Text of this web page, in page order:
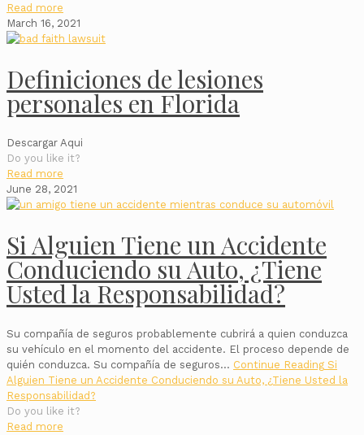
Read more
March 16, 2021
Definiciones de lesiones
personales en Florida
Descargar Aqui
Do you like it?
Read more
June 28, 2021
Si Alguien Tiene un Accidente
Conduciendo su Auto, ¿Tiene
Usted la Responsabilidad?
Su compañía de seguros probablemente cubrirá a quien conduzca
su vehículo en el momento del accidente. El proceso depende de
quién conduzca. Su compañía de seguros… Continue Reading Si
Alguien Tiene un Accidente Conduciendo su Auto, ¿Tiene Usted la
Responsabilidad?
Do you like it?
Read more